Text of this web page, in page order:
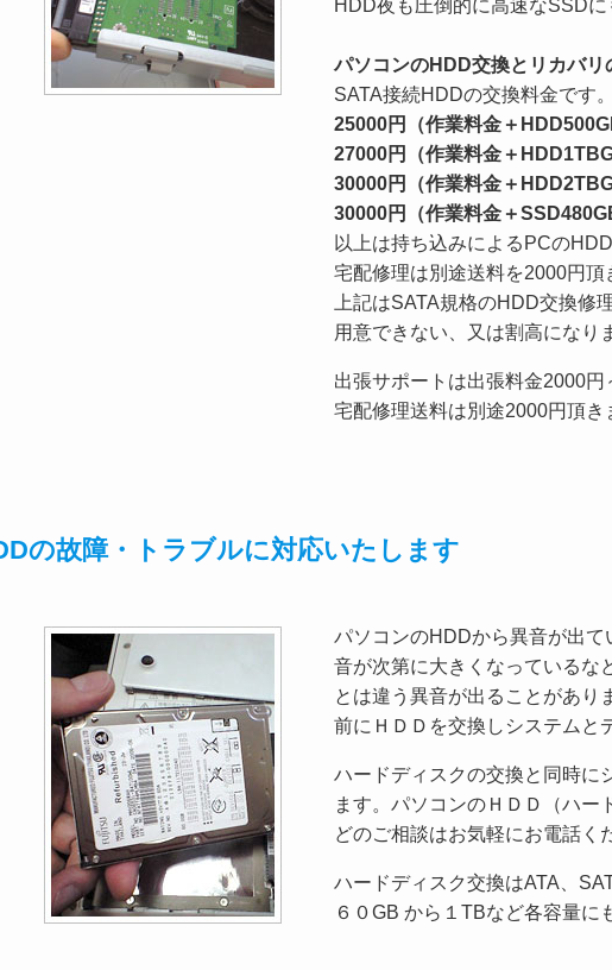
HDD夜も圧倒的に高速なSSDに
パソコンのHDD交換とリカバリ
SATA接続HDDの交換料金です。
25000円（作業料金＋
27000円（作業料金＋
30000円（作業料金＋
30000円（作業料金＋
以上は持ち込みによるPCの
宅配修理は別途送料を2000円頂
上記はSATA規格のHDD交換
用意できない、又は割高になり
出張サポートは出張料金2000円
宅配修理送料は別途2000円頂き
の故障・トラブルに対応いたします
パソコンのHDDから異音が出て
音が次第に大きくなっているな
とは違う異音が出ることがあり
前にＨＤＤを交換しシステムと
ハードディスクの交換と同時に
ます。パソコンのＨＤＤ（ハー
どのご相談はお気軽にお電話く
ハードディスク交換はATA、
６０GB から１TBなど各容量に